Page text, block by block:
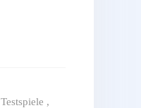
Testspiele ,